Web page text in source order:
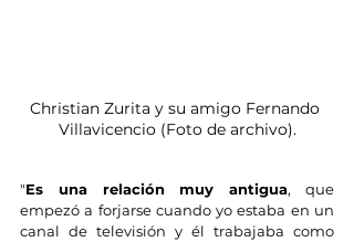
Christian Zurita y su amigo Fernando
Villavicencio (Foto de archivo).
"Es una relación muy antigua, que
empezó a forjarse cuando yo estaba en un
canal de televisión y él trabajaba como